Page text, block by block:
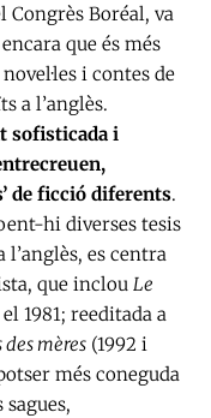
Boréal, va
que és més
i contes de
a l’anglès.
sofisticada i
de ficció diferents.
hi diverses tesis
es centra
que inclou Le
1981; reeditada a
des mères (1992 i
més coneguda